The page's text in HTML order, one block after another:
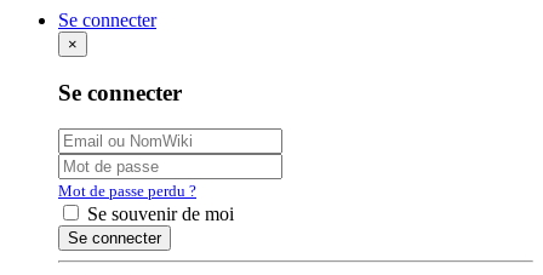
Se connecter
×
Se connecter
Mot de passe perdu ?
Se souvenir de moi